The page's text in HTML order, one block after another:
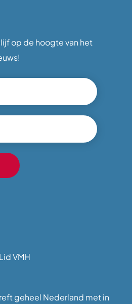
op de hoogte van het
VMH
geheel Nederland met in